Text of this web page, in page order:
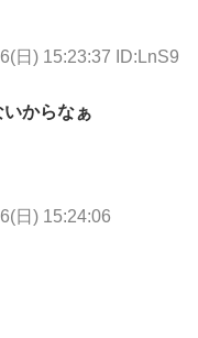
日) 15:23:37 ID:LnS9
からなぁ
日) 15:24:06